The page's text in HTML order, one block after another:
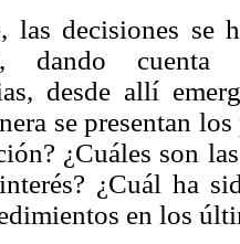
las decisiones
dando
desde allí
se presentan
¿Cuáles son
¿Cuál ha
en los